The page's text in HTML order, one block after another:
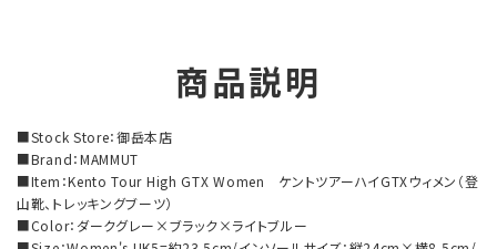
商品説明
■Stock Store：御岳本店
■Brand：MAMMUT
■Item：Kento Tour High GTX Women ケントツアーハイGTXウィメン（登
山靴、トレッキングブーツ）
■Color：ダークグレー×ブラック×ライトブルー